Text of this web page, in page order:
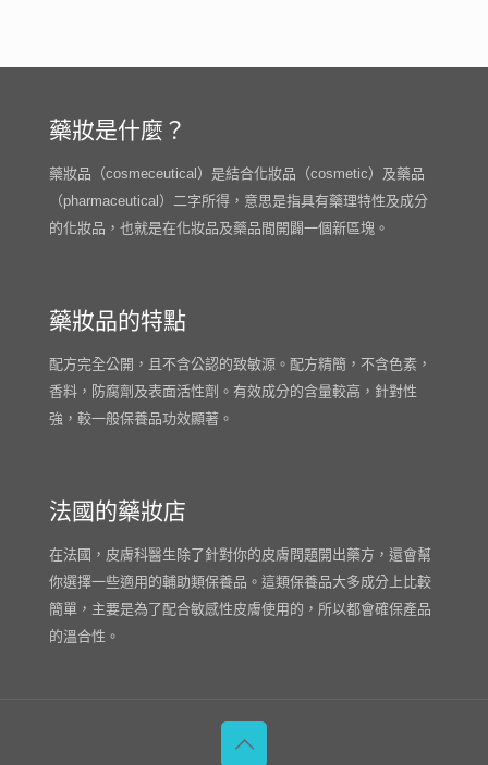
藥妝是什麼？
藥妝品（cosmeceutical）是結合化妝品（cosmetic）及藥品
（pharmaceutical）二字所得，意思是指具有藥理特性及成分
的化妝品，也就是在化妝品及藥品間開闢一個新區塊。
藥妝品的特點
配方完全公開，且不含公認的致敏源。配方精簡，不含色素，
香料，防腐劑及表面活性劑。有效成分的含量較高，針對性
強，較一般保養品功效顯著。
法國的藥妝店
在法國，皮膚科醫生除了針對你的皮膚問題開出藥方，還會幫
你選擇一些適用的輔助類保養品。這類保養品大多成分上比較
簡單，主要是為了配合敏感性皮膚使用的，所以都會確保產品
的溫合性。